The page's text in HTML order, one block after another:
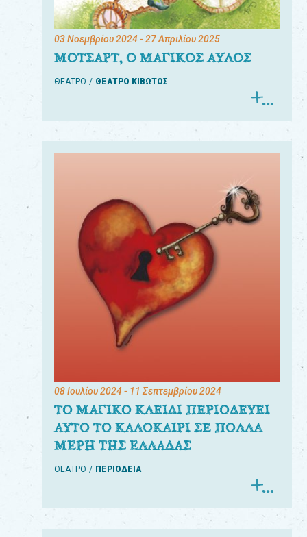
03 Νοεμβρίου 2024- 27 Απριλίου 2025
ΜΟΤΣΑΡΤ, Ο ΜΑΓΙΚΟΣ ΑΥΛΟΣ
ΘΕΑΤΡΟ ΘΕΑΤΡΟ ΚΙΒΩΤΟΣ
08 Ιουλίου 2024- 11 Σεπτεμβρίου 2024
ΤΟ ΜΑΓΙΚΟ ΚΛΕΙΔΙ ΠΕΡΙΟΔΕΥΕΙ
ΑΥΤΟ ΤΟ ΚΑΛΟΚΑΙΡΙ ΣΕ ΠΟΛΛΑ
ΜΕΡΗ ΤΗΣ ΕΛΛΑΔΑΣ
ΘΕΑΤΡΟ ΠΕΡΙΟΔΕΙΑ